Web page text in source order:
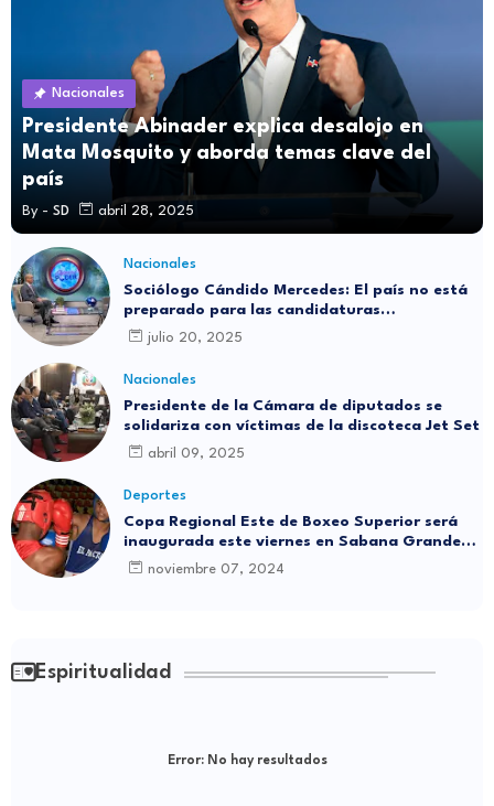
Nacionales
Presidente Abinader explica desalojo en
Mata Mosquito y aborda temas clave del
país
By - SD abril 28, 2025
Nacionales
Sociólogo Cándido Mercedes: El país no está
preparado para las candidaturas
independientes
julio 20, 2025
Nacionales
Presidente de la Cámara de diputados se
solidariza con víctimas de la discoteca Jet Set
abril 09, 2025
Deportes
Copa Regional Este de Boxeo Superior será
inaugurada este viernes en Sabana Grande
de Boyá
noviembre 07, 2024
Espiritualidad
Error:No hay resultados